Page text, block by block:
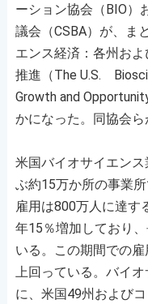
ーション協会（BIO）
議会（CSBA）が、ま
エンス経済：各州お
推進（The U.S.
Growth and
かになった。同協会ら
米国バイオサイエン
ぶ約15万か所の事業
雇用は800万人に達す
年15％増加しており
いる。この期間での
上回っている。バイ
に、米国49州および